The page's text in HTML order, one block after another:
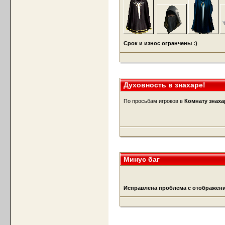
Срок и износ огранчены :)
Духовность в знахаре!
По просьбам игроков в Комнату
Минус баг
Исправлена проблема с